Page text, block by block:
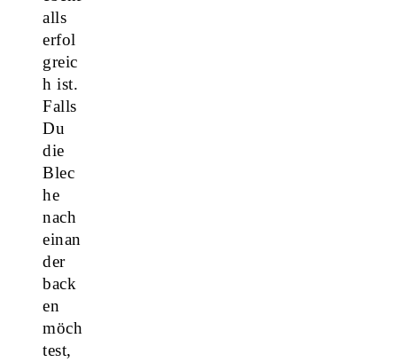
alls
erfol
greic
h ist.
Falls
Du
die
Blec
he
nach
einan
der
back
en
möch
test,